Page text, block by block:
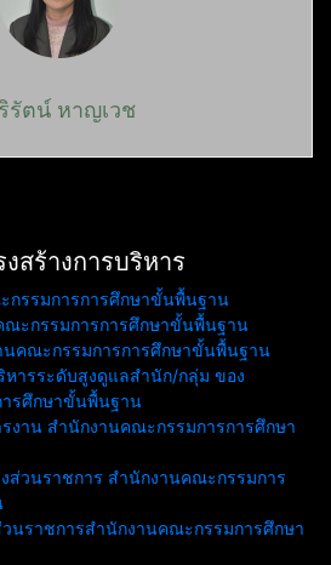
รัตน์ หาญเวช
สร้างการบริหาร
กรรมการการศึกษาขั้นพื้นฐาน
ณะกรรมการการศึกษาขั้นพื้นฐาน
นคณะกรรมการการศึกษาขั้นพื้นฐาน
หารระดับสูงดูแลสำนัก/กลุ่ม ของ
รศึกษาขั้นพื้นฐาน
งาน สำนักงานคณะกรรมการการศึกษา
งส่วนราชการ สำนักงานคณะกรรมการ
วนราชการสำนักงานคณะกรรมการศึกษา